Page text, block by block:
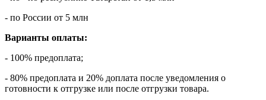
- по России от 5 млн
Варианты оплаты:
- 100% предоплата;
- 80% предоплата и 20% доплата после уведомления о
готовности к отгрузке или после отгрузки товара.